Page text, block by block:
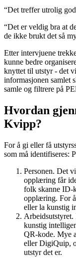
“Det treffer utrolig
“Det er veldig bra at
de ikke brukt det så
Etter intervjuene
kunne bedre
knyttet til utstyr - det
informasjonen samlet
samle og filtrere på
Hvordan
Kvipp?
For å gi eller få
som må identifiseres:
Personen. Det
opplæring får
folk skanne ID-
opplæring. For
eller la kunstig
Arbeidsutstyret.
kunstig
QR-kode. Mye
eller DigiQuip,
utstyr det er.